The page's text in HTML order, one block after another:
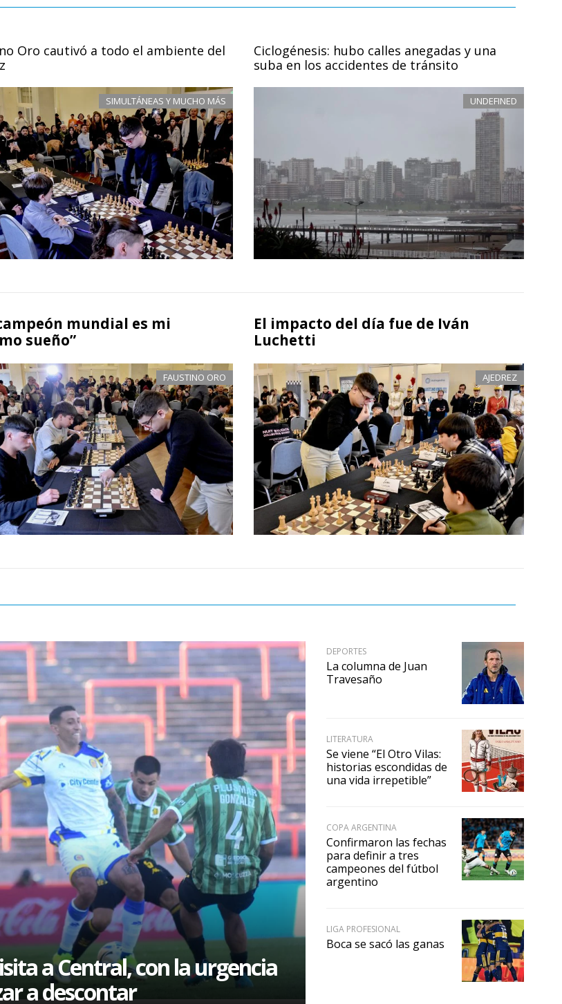
Oro cautivó a todo el ambiente del
SIMULTÁNEAS Y MUCHO MÁS
Ciclogénesis: hubo calles anegadas y una
suba en los accidentes de tránsito
UNDEFINED
mundial es mi
sueño”
FAUSTINO ORO
El impacto del día fue de Iván
Luchetti
AJEDREZ
a Central, con la urgencia
a descontar
DEPORTES
La columna de Juan
Travesaño
LITERATURA
Se viene “El Otro Vilas:
historias escondidas de
una vida irrepetible”
COPA ARGENTINA
Confirmaron las fechas
para definir a tres
campeones del fútbol
argentino
LIGA PROFESIONAL
Boca se sacó las ganas